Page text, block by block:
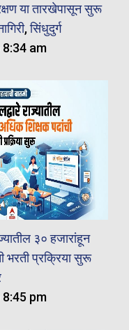
या तारखेपासून सुरू
,सिंधुदुर्ग
am
३० हजारांहून
भरती प्रक्रिया सुरू
pm